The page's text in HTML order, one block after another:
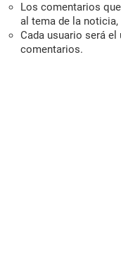
Los comentarios
al tema de la
Cada usuario será
comentarios.